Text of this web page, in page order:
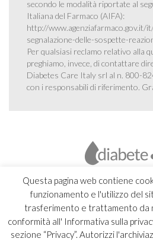
Questa pagina web contiene
funzionamento e l'utilizzo del
trasferimento e trattamento da
conformità all' Informativa sulla
sezione “Privacy”. Autorizzi
secondo le modalità riportate al
Italiana del Farmaco (AIFA):
http://www.agenziafarmaco.gov.it/
segnalazione-delle-sospette-
Per qualsiasi reclamo relativo alla
preghiamo, invece, di contattare
Diabetes Care Italy srl al n. 800-
con i responsabili di riferimento.